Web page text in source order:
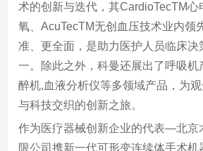
术的创新与迭代，其CardioTecTM心
氧、AcuTecTM无创血压技术业内领
准、更全面，是助力医护人员临床决
一。除此之外，科曼还展出了呼吸机
醉机,血液分析仪等多领域产品，为
与科技交织的创新之旅。
作为医疗器械创新企业的代表—北京
限公司携新一代可形变连续体手术机